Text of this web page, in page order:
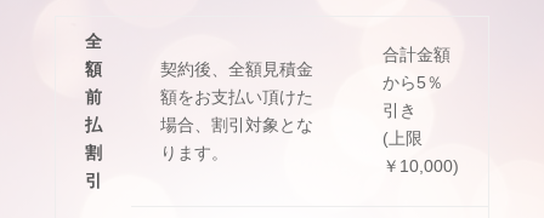
全
額
前
払
割
引
契約後、全額見積金
額をお支払い頂けた
場合、割引対象とな
ります。
合計金額
から5％
引き
(上限
￥10,000)